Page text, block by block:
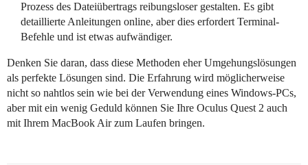
Prozess des Dateiübertrags reibungsloser gestalten. Es gibt
detaillierte Anleitungen online, aber dies erfordert Terminal-
Befehle und ist etwas aufwändiger.
Denken Sie daran, dass diese Methoden eher Umgehungslösungen
als perfekte Lösungen sind. Die Erfahrung wird möglicherweise
nicht so nahtlos sein wie bei der Verwendung eines Windows-PCs,
aber mit ein wenig Geduld können Sie Ihre Oculus Quest 2 auch
mit Ihrem MacBook Air zum Laufen bringen.